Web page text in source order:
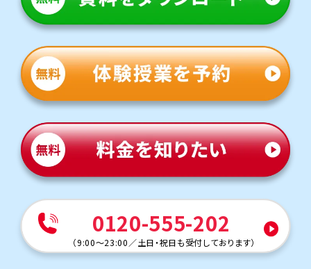
トライは学校から約12分の立地にあり、アクセスがよいで
す。授業がない日も自習のために通塾する生徒さまも多く
いらっしゃいます。
定期テスト対策
数学（教科書：啓林館）
砧中は授業で扱った問題や類題が中心となるため、理解を
た問題を一つひとつ克服し、自信を持ってテスト本番に臨
めるよう指導します。
英語（教科書：三省堂）
砧中は授業で扱った問題や類題が中心となるため、理解を
た問題を一つひとつ克服し、自信を持ってテスト本番に臨
人気のコース
・定期テスト・内申点対策コース
・高校入試対策コース
0120-555-202
（9:00～23:00 ／土日・祝日も受付しております）